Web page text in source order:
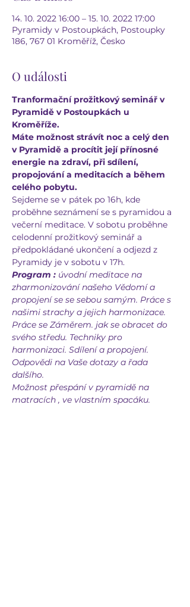
14. 10. 2022 16:00 – 15. 10. 2022 17:00
Pyramidy v Postoupkách, Postoupky
186, 767 01 Kroměříž, Česko
O události
Tranformační prožitkový seminář v
Pyramidě v Postoupkách u
Kroměříže.
Máte možnost strávít noc a celý den
v Pyramidě a procítit její přínosné
energie na zdraví, při sdílení,
propojování a meditacích a během
celého pobytu.
Sejdeme se v pátek po 16h, kde
proběhne seznámení se s pyramidou a
večerní meditace. V sobotu proběhne
celodenní prožitkový seminář a
předpokládané ukončení a odjezd z
Pyramidy je v sobotu v 17h.
Program : úvodní meditace na
zharmonizování našeho Vědomí a
propojení se se sebou samým. Práce s
našimi strachy a jejich harmonizace.
Práce se Záměrem. jak se obracet do
svého středu. Techniky pro
harmonizaci. Sdílení a propojení.
Odpovědi na Vaše dotazy a řada
dalšího.
Možnost přespání v pyramidě na
matracích , ve vlastním spacáku.